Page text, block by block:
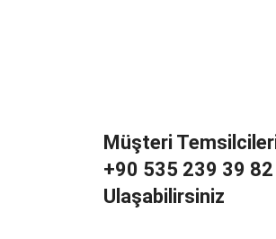
Müşteri
+90 535 239 39 82
Ulaşabilirsiniz